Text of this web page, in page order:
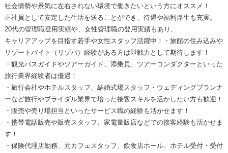
社会情勢や景気に左右されない環境で働きたいという方にオススメ！
正社員として安定した生活を送ることができ、待遇や福利厚生も充実。
20代の管理職登用実績や、女性管理職の登用実績もあり、
キャリアアップを目指す若手や女性スタッフ活躍中！・旅館の住み込みや
リゾートバイト（リゾバ）経験がある方は即戦力として期待します！
・観光バスガイドやツアーガイド、添乗員、ツアーコンダクターといった
旅行業界経験者は優遇！
・旅行会社やホテルスタッフ、結婚式場スタッフ・ウェディングプランナ
ーなど旅行やブライダル業界で培った接客スキルを活かしたい方も歓迎！
・販売や売り場担当といったサービス職の経験も活かせます！
・携帯電話販売や販売スタッフ、家電量販店などでの接客経験も活かせま
す！
・保険代理店勤務、元カフェスタッフ、飲食店ホール、ホテル受付・受付